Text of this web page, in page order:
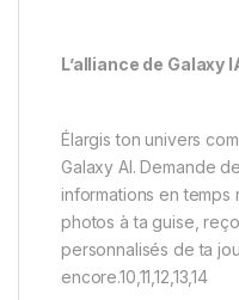
L’alliance de Galaxy
Élargis ton univers
Galaxy AI. Demande
informations en
photos à ta guise,
personnalisés de ta
encore.10,11,12,13,14